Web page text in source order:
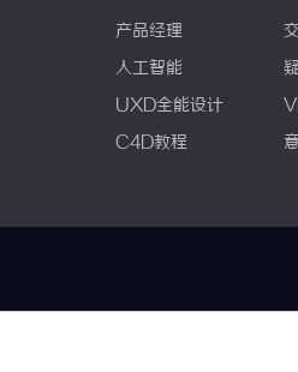
产品经理
人工智能
UXD全能设计
C4D教程